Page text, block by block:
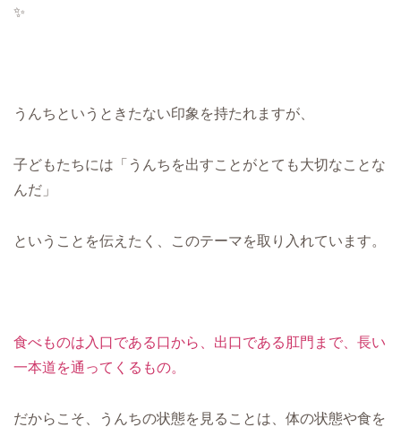
✨
うんちというときたない印象を持たれますが、
子どもたちには「うんちを出すことがとても大切なことな
んだ」
ということを伝えたく、このテーマを取り入れています。
食べものは入口である口から、出口である肛門まで、長い
一本道を通ってくるもの。
だからこそ、うんちの状態を見ることは、体の状態や食を